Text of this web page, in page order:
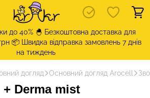
до 40% 🐣 Безкоштовна доставка для
📦 Швидка відправка замовлень 7 днів
на тиждень
догляд Основний догляд Arocell
Derma mist